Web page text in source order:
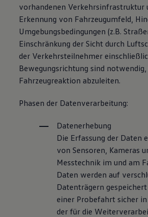
vorhandenen Verkehrsinfrastruktur
Erkennung von Fahrzeugumfeld,
Umgebungsbedingungen (z.B.
Einschränkung der Sicht durch
der Verkehrsteilnehmer
Bewegungsrichtung sind
Fahrzeugreaktion abzuleiten.
Phasen der Datenverarbeitung:
Datenerhebung
Die Erfassung der Daten
von Sensoren, Kameras
Messtechnik im und am
Daten werden auf
Datenträgern
einer Probefahrt sicher
der für die